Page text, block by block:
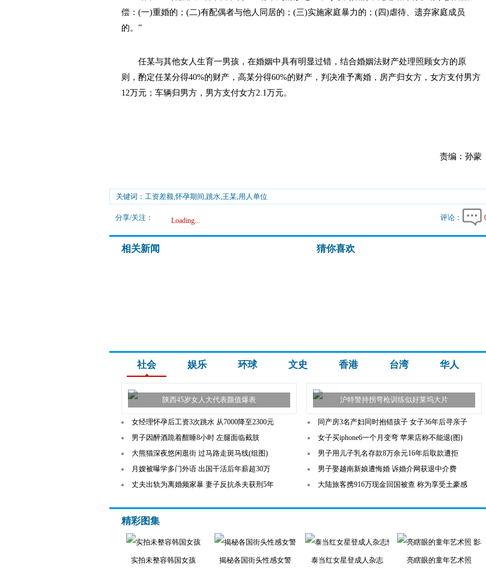
偿：(一)重婚的；(二)有配偶者与他人同居的；(三)实施家庭暴力的；(四)虐待、遗弃家庭成员
的。”
任某与其他女人生育一男孩，在婚姻中具有明显过错，结合婚姻法财产处理照顾女方的原
则，酌定任某分得40%的财产，高某分得60%的财产，判决准予离婚，房产归女方，女方支付男方
12万元；车辆归男方，男方支付女方2.1万元。
责编：孙蒙
关键词：工资差额,怀孕期间,跳水,王某,用人单位
分享/关注： Loading... 评论：
相关新闻 猜你喜欢
社会 娱乐 环球 文史 香港 台湾 华人
陕西45岁女人大代表颜值爆表 沪特警持拐弯枪训练似好莱坞大片
女经理怀孕后工资3次跳水 从7000降至2300元
男子因醉酒跪着酣睡8小时 左腿面临截肢
大熊猫深夜悠闲逛街 过马路走斑马线(组图)
月嫂被曝学多门外语 出国干活后年薪超30万
丈夫出轨为离婚频家暴 妻子反抗杀夫获刑5年
同产房3名产妇同时抱错孩子 女子36年后寻亲子
女子买iphone6一个月变弯 苹果店称不能退(图)
男子用儿子乳名存款8万余元16年后取款遭拒
男子娶越南新娘遭悔婚 诉婚介网获退中介费
大陆旅客携916万现金回国被查 称为享受土豪感
精彩图集
实拍未整容韩国女孩 揭秘各国街头性感女警 泰当红女星登成人杂志 亮瞎眼的童年艺术照